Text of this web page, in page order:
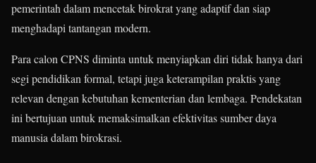
pemerintah dalam mencetak birokrat yang adaptif dan siap
menghadapi tantangan modern.
Para calon CPNS diminta untuk menyiapkan diri tidak hanya dari
segi pendidikan formal, tetapi juga keterampilan praktis yang
relevan dengan kebutuhan kementerian dan lembaga. Pendekatan
ini bertujuan untuk memaksimalkan efektivitas sumber daya
manusia dalam birokrasi.